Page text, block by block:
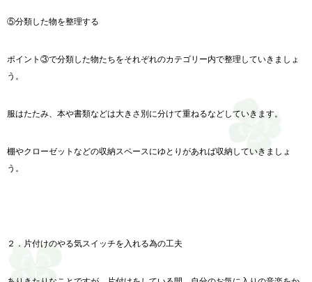
⑤分類した物を整理する
ポイント③で分類した物たちをそれぞれのカテゴリー内で整理していきましょ
う。
服はたたみ、本や書類などは大きさ別に分けて重ねるなどしていきます。
棚やクローゼットなどの収納スペースにゆとりがあれば収納していきましょ
う。
２．片付けのやる気スイッチを入れる為の工夫